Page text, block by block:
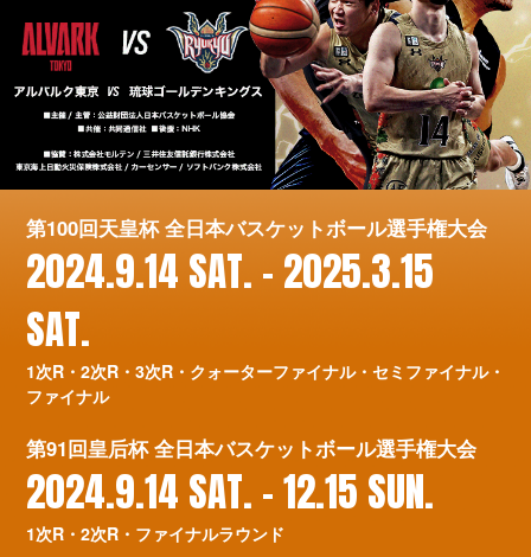
第100回天皇杯 全日本バスケットボール選手権大会
2024.9.14 SAT. – 2025.3.15
SAT.
1次R・2次R・3次R・クォーターファイナル・セミファイナル・
ファイナル
第91回皇后杯 全日本バスケットボール選手権大会
2024.9.14 SAT. – 12.15 SUN.
1次R・2次R・ファイナルラウンド